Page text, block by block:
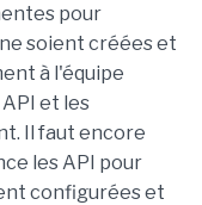
pour
soient créées et
à l'équipe
et les
Il faut encore
les API pour
configurées et